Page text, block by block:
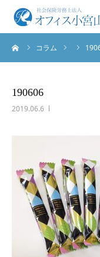
コラム
190606
2019.06.6
ご挨拶
お問合せ
English